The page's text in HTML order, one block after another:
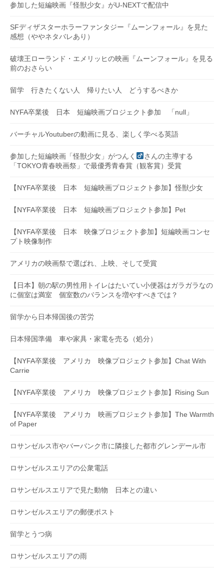
参加した短編映画『怪獣少女』がU-NEXTで配信中
SFディザスターホラーファンタジー『ムーンフォール』を見た
感想（ややネタバレあり）
破壊王ローランド・エメリッヒの映画『ムーンフォール』を見る
前のおさらい
留学 行きたくない人 帰りたい人 どうするべきか
NYFA卒業後 日本 短編映画プロジェクト参加 「null」
バーチャルYoutuberの動画に見る、楽しく学べる英語
参加した短編映画「怪獣少女」がつんく
さんの主導する
「TOKYO青春映画祭」で最優秀青春賞（観客賞）受賞
【NYFA卒業後 日本 短編映画プロジェクト参加】怪獣少女
【NYFA卒業後 日本 短編映画プロジェクト参加】Pet
【NYFA卒業後 日本 映像プロジェクト参加】短編映画コンセ
プト映像制作
アメリカの映画祭で選ばれ、上映、そして受賞
【日本】朝の駅の男性用トイレはたいてい小便器はガラガラなの
に個室は満室 個室数のバランスを増やすべきでは？
留学から日本帰国後の苦労
日本帰国準備 車や家具・家電を売る（処分）
【NYFA卒業後 アメリカ 映像プロジェクト参加】Chat With
Carrie
【NYFA卒業後 アメリカ 映像プロジェクト参加】Rising Sun
【NYFA卒業後 アメリカ 映画プロジェクト参加】The Warmth
of Paper
ロサンゼルス市やバーバンク市に隣接した都市グレンデール市
ロサンゼルスエリアの公衆電話
ロサンゼルスエリアで見た動物 日本との違い
ロサンゼルスエリアの郵便ポスト
留学とうつ病
ロサンゼルスエリアの雨